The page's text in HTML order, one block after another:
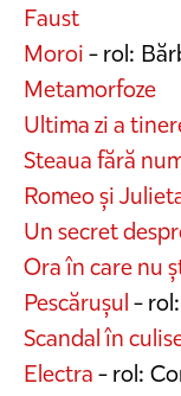
Faust
Moroi- rol:
Metamorfoze
Ultima zi a
Steaua fără
Romeo și
Un secret
Ora în care nu
Pescărușul-
Scandal în
Electra- rol: